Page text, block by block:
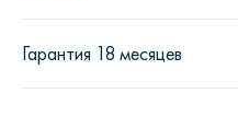
Гарантия 18 месяцев